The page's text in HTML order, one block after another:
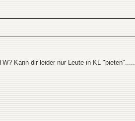
Kann dir leider nur Leute in KL "bieten".....